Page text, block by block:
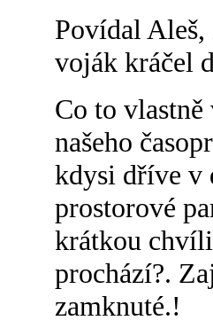
Povídal
voják kráčel
Co to
našeho
kdysi dříve v
prostorové
krátkou
prochází?.
zamknuté.!